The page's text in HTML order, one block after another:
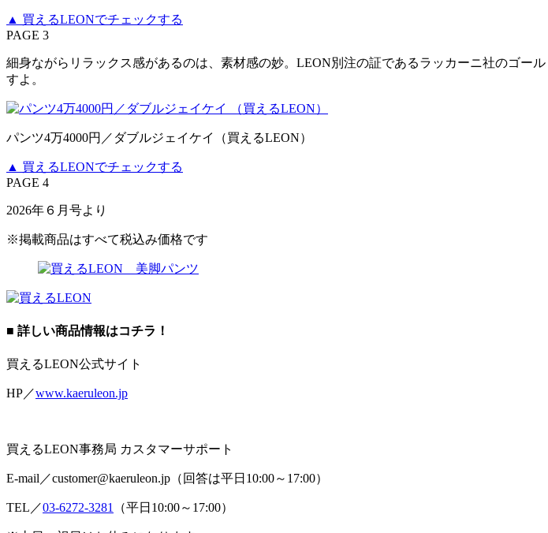
▲ 買えるLEONでチェックする
PAGE 3
細身ながらリラックス感があるのは、素材感の妙。LEON別注の証であるラッカーニ社のゴー
すよ。
パンツ4万4000円／ダブルジェイケイ（買えるLEON）
▲ 買えるLEONでチェックする
PAGE 4
2026年６月号より
※掲載商品はすべて税込み価格です
■ 詳しい商品情報はコチラ！
買えるLEON公式サイト
HP／www.kaeruleon.jp
買えるLEON事務局 カスタマーサポート
E-mail／customer@kaeruleon.jp（回答は平日10:00～17:00）
TEL／03-6272-3281 （平日10:00～17:00）